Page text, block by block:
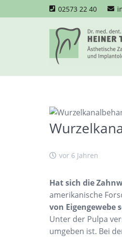
02573 22 40
vor 6 Jahren
Hat sich die
amerikanische
von Eigengewebe
Unter der Pulpa
umgeben ist. Bei